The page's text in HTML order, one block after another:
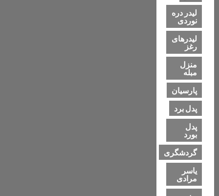
لیدر دره
نوردی
لیدرهای
رغز
منزل
مبله
پارسیان
پدل برد
پدل
بورد
گردشگری
یاسر
مرادی